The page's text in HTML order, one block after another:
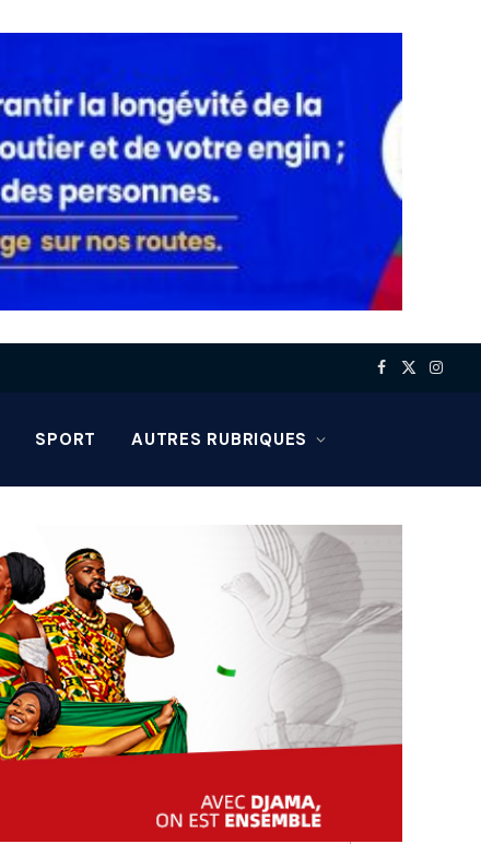
Facebook
X
SPORT AUTRES RUBRIQUES